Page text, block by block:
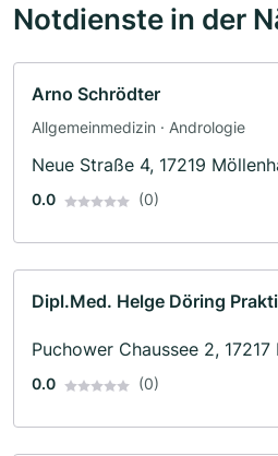
Notdienste in der
Arno Schrödter
Allgemeinmedizin · Andrologie
Neue Straße 4, 17219
0.0 (0)
Dipl.Med. Helge Döring
Puchower Chaussee 2,
0.0 (0)